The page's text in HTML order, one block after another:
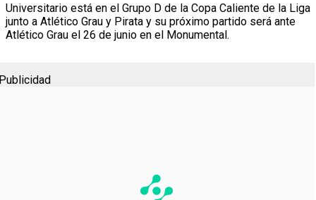
Universitario está en el Grupo D de la Copa Caliente de la Liga
junto a Atlético Grau y Pirata y su próximo partido será ante
Atlético Grau el 26 de junio en el Monumental.